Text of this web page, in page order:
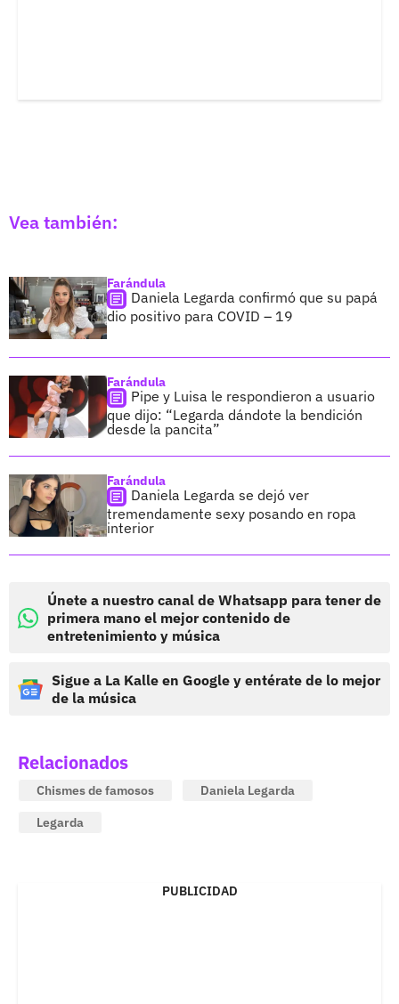
Vea también:
Farándula
Daniela Legarda confirmó que su papá
dio positivo para COVID – 19
Farándula
Pipe y Luisa le respondieron a usuario
que dijo: “Legarda dándote la bendición
desde la pancita”
Farándula
Daniela Legarda se dejó ver
tremendamente sexy posando en ropa
interior
Únete a nuestro canal de Whatsapp para tener de
primera mano el mejor contenido de
entretenimiento y música
Sigue a La Kalle en Google y entérate de lo mejor
de la música
Relacionados
Chismes de famosos
Daniela Legarda
Legarda
PUBLICIDAD